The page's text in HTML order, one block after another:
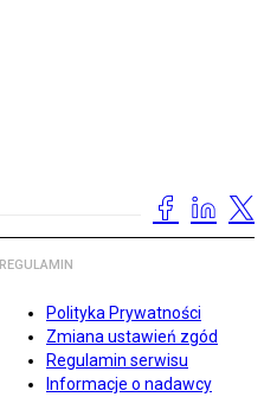
REGULAMIN
Polityka Prywatności
Zmiana ustawień zgód
Regulamin serwisu
Informacje o nadawcy